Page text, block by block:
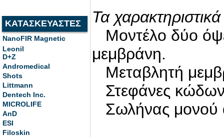
ΚΑΤΑΣΚΕΥΑΣΤΕΣ
NanoFIR Magnetic
Leonil
D+Z
Andromedical
Shots
Littmann
Dentech Inc.
MICROLIFE
AnD
ESI
Filoskin
Τα χαρακτηριστικά
Μοντέλο δύο
μεμβράνη.
Μεταβλητή
Στεφάνες
Σωλήνας μονού